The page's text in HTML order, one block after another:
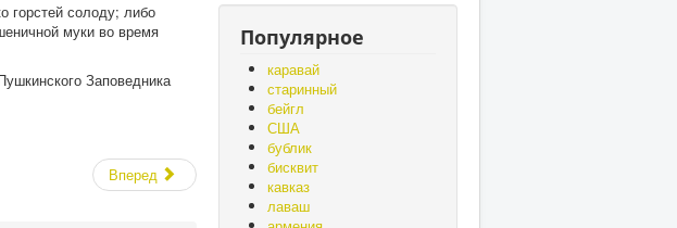
горстей солоду; либо
муки во время
Заповедника
Вперед
батюшка»,
золота
проживёшь,
без
хлеба
нет».
Популярное
каравай
старинный
бейгл
США
бублик
бисквит
кавказ
лаваш